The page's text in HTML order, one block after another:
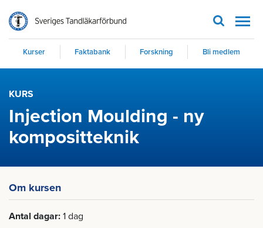
Kurser Faktabank Forskning Bli medlem
KURS
Injection Moulding - ny
kompositteknik
Om kursen
Antal dagar 1 dag